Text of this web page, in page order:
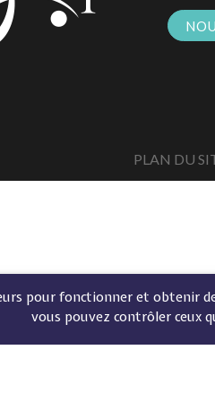
pour fonctionner et obtenir
vous pouvez contrôler ceux
PLAN DU